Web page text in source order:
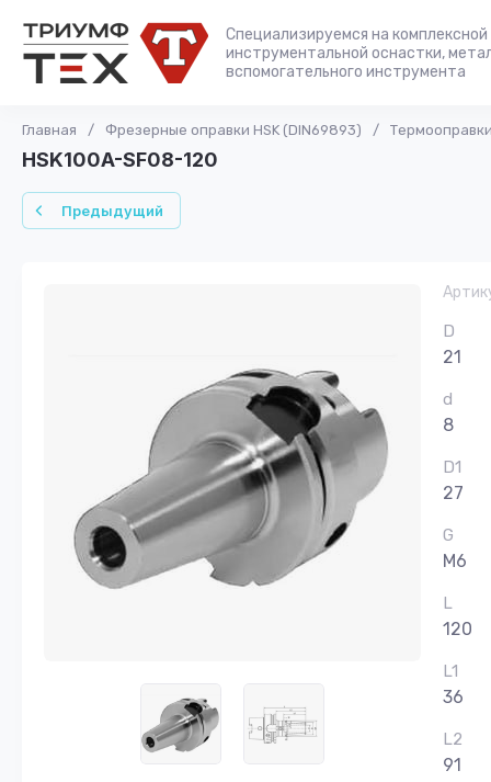
Специализируемся на
инструментальной оснастки,
вспомогательного инструмента
Главная / Фрезерные оправки HSK (DIN69893) /
HSK100A-SF08-120
Предыдущий
D
21
d
8
D1
27
G
M6
L
120
L1
36
L2
91